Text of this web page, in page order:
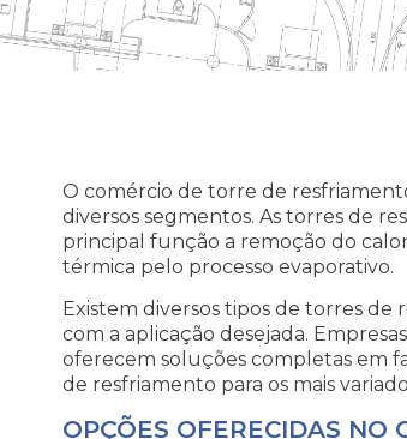
O comércio de torre de
diversos segmentos. As torres de
principal função a remoção do
térmica pelo processo evaporativo.
Existem diversos tipos de torres
com a aplicação desejada.
oferecem soluções completas em
de resfriamento para os mais
OPÇÕES OFERECIDAS NO